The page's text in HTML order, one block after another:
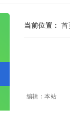
当前位置： 首
编辑：本站